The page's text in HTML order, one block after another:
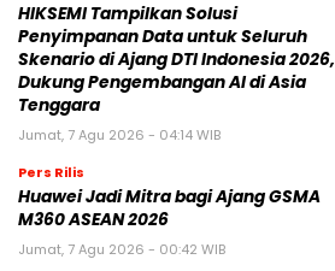
HIKSEMI Tampilkan Solusi
Penyimpanan Data untuk Seluruh
Skenario di Ajang DTI Indonesia 2026,
Dukung Pengembangan AI di Asia
Tenggara
Jumat, 7 Agu 2026 - 04:14 WIB
Pers Rilis
Huawei Jadi Mitra bagi Ajang GSMA
M360 ASEAN 2026
Jumat, 7 Agu 2026 - 00:42 WIB